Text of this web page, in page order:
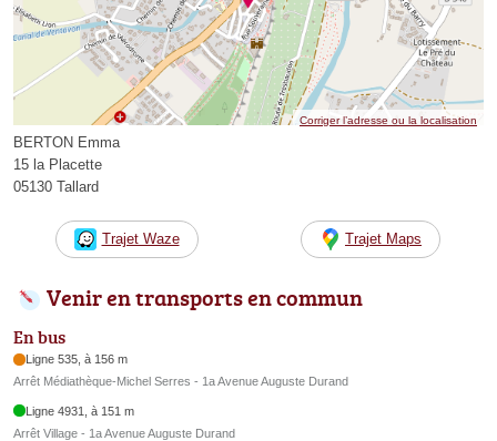
Corriger l’adresse ou la localisation
BERTON Emma
15 la Placette
05130 Tallard
Trajet Waze Trajet Maps
Venir en transports en commun
En bus
Ligne 535, à 156 m
Arrêt Médiathèque-Michel Serres - 1a Avenue Auguste Durand
Ligne 4931, à 151 m
Arrêt Village - 1a Avenue Auguste Durand